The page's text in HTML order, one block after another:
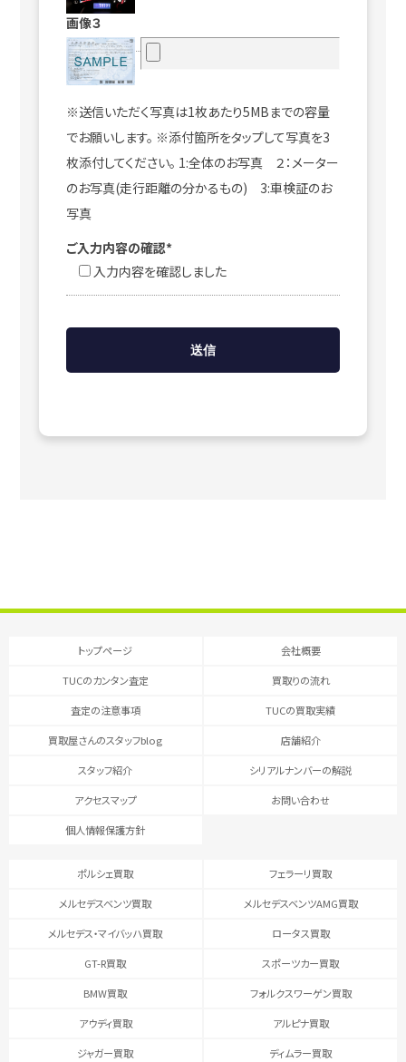
画像３
※送信いただく写真は1枚あたり5MBまでの容量
でお願いします。 ※添付箇所をタップして写真を3
枚添付してください。 1:全体のお写真 ２：メーター
のお写真(走行距離の分かるもの) 3:車検証のお
写真
ご入力内容の確認*
入力内容を確認しました
トップページ 会社概要
TUCのカンタン査定 買取りの流れ
査定の注意事項 TUCの買取実績
買取屋さんのスタッフblog 店舗紹介
スタッフ紹介 シリアルナンバーの解説
アクセスマップ お問い合わせ
個人情報保護方針
ポルシェ買取 フェラーリ買取
メルセデスベンツ買取 メルセデスベンツAMG買取
メルセデス・マイバッハ買取 ロータス買取
GT-R買取 スポーツカー買取
BMW買取 フォルクスワーゲン買取
アウディ買取 アルピナ買取
ジャガー買取 ディムラー買取